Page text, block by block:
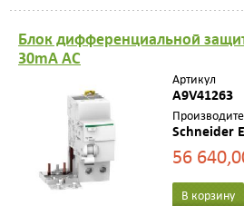
Блок дифференциальной
30mA AC
Артикул
A9V41263
Schneider
56
В корзину